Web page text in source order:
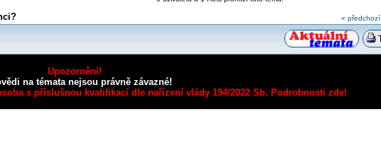
« předchozí
Upozornění!
na témata nejsou právně závazné!
s příslušnou kvalifikací dle nařízení vlády 194/2022 Sb. Podrobnosti zde!